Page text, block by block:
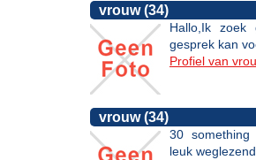
vrouw (34)
Hallo,Ik
gesprek kan
Profiel van
vrouw (34)
30 something
leuk